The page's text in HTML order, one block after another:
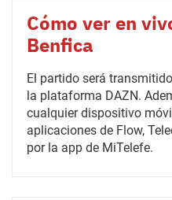
Cómo ver en
Benfica
El partido será
la plataforma DAZN.
cualquier dispositivo
aplicaciones de Flow,
por la app de MiTelefe.